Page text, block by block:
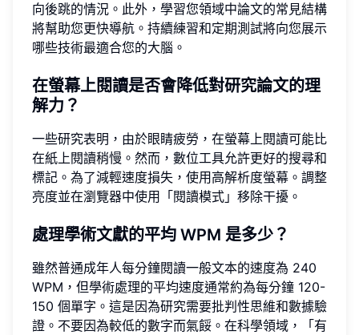
向後跳的情況。此外，學習您領域中論文的常見結構
將幫助您更快導航。持續練習和定期測試將向您展示
哪些技術最適合您的大腦。
在螢幕上閱讀是否會降低對研究論文的理
解力？
一些研究表明，由於眼睛疲勞，在螢幕上閱讀可能比
在紙上閱讀稍慢。然而，數位工具允許更好的搜尋和
標記。為了減輕速度損失，使用高解析度螢幕。調整
亮度並在瀏覽器中使用「閱讀模式」移除干擾。
處理學術文獻的平均 WPM 是多少？
雖然普通成年人每分鐘閱讀一般文本的速度為 240
WPM，但學術處理的平均速度通常約為每分鐘 120-
150 個單字。這是因為研究需要批判性思維和數據驗
證。不要因為較低的數字而氣餒。在科學領域，「有